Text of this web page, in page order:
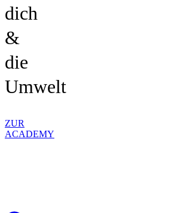
dich
&
die
Umwelt
ZUR
ACADEMY